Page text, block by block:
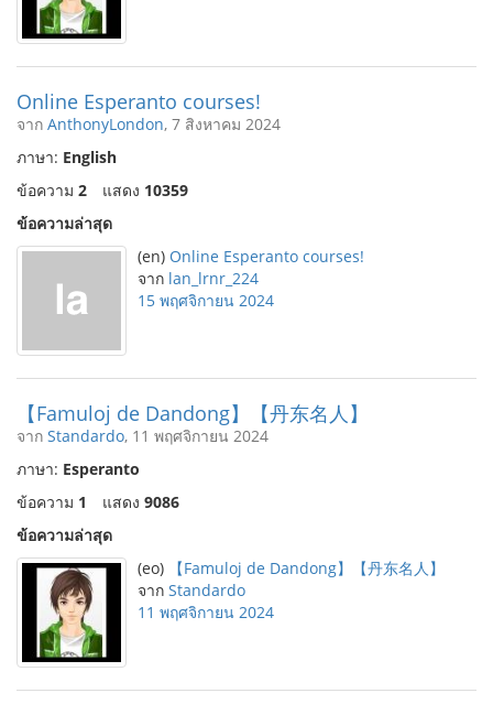
Online Esperanto courses!
จาก AnthonyLondon, 7 สิงหาคม 2024
ภาษา: English
ข้อความ 2 แสดง 10359
ข้อความล่าสุด
(en) Online Esperanto courses!
จาก lan_lrnr_224
15 พฤศจิกายน 2024
【Famuloj de Dandong】【丹东名人】
จาก Standardo, 11 พฤศจิกายน 2024
ภาษา: Esperanto
ข้อความ 1 แสดง 9086
ข้อความล่าสุด
(eo)
【Famuloj de Dandong】【丹东名人】
จาก Standardo
11 พฤศจิกายน 2024